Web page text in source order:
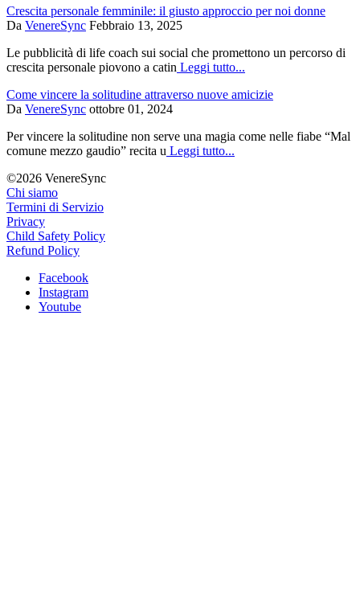
Crescita personale femminile: il giusto approccio per noi donne
Da VenereSync Febbraio 13, 2025
Le pubblicità di life coach sui social che promettono un percorso di
crescita personale piovono a catin Leggi tutto...
Come vincere la solitudine attraverso nuove amicizie
Da VenereSync ottobre 01, 2024
Per vincere la solitudine non serve una magia come nelle fiabe “Mal
comune mezzo gaudio” recita u Leggi tutto...
©2026 VenereSync
Chi siamo
Termini di Servizio
Privacy
Child Safety Policy
Refund Policy
Facebook
Instagram
Youtube